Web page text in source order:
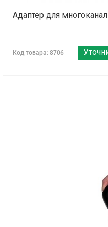
Адаптер для
Код товара: 8706